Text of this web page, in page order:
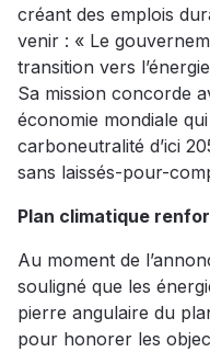
créant des emplois
venir : « Le
transition vers
Sa mission concorde
économie mondiale
carboneutralité d’ici
sans laissés-pour-
Plan climatique
Au moment de
souligné que les
pierre angulaire du
pour honorer les